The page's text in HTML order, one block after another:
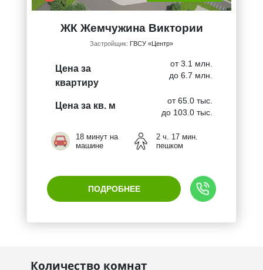
ЖК Жемчужина Виктории
Застройщик: ГВСУ «Центр»
Цена за
квартиру
от 3.1 млн.
до 6.7 млн.
Цена за кв. м
от 65.0 тыс.
до 103.0 тыс.
18 минут на
машине
2 ч. 17 мин.
пешком
ПОДРОБНЕЕ
Количество комнат